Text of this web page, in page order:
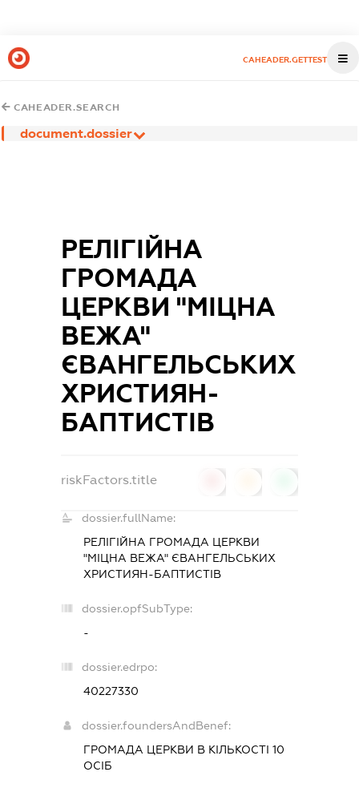
CAHEADER.GETTEST
CAHEADER.SEARCH
document.dossier
РЕЛІГІЙНА
ГРОМАДА
ЦЕРКВИ "МІЦНА
ВЕЖА"
ЄВАНГЕЛЬСЬКИХ
ХРИСТИЯН-
БАПТИСТІВ
riskFactors.title
dossier.fullName:
РЕЛІГІЙНА ГРОМАДА ЦЕРКВИ
"МІЦНА ВЕЖА" ЄВАНГЕЛЬСЬКИХ
ХРИСТИЯН-БАПТИСТІВ
dossier.opfSubType:
-
dossier.edrpo:
40227330
dossier.foundersAndBenef:
ГРОМАДА ЦЕРКВИ В КІЛЬКОСТІ 10
ОСІБ